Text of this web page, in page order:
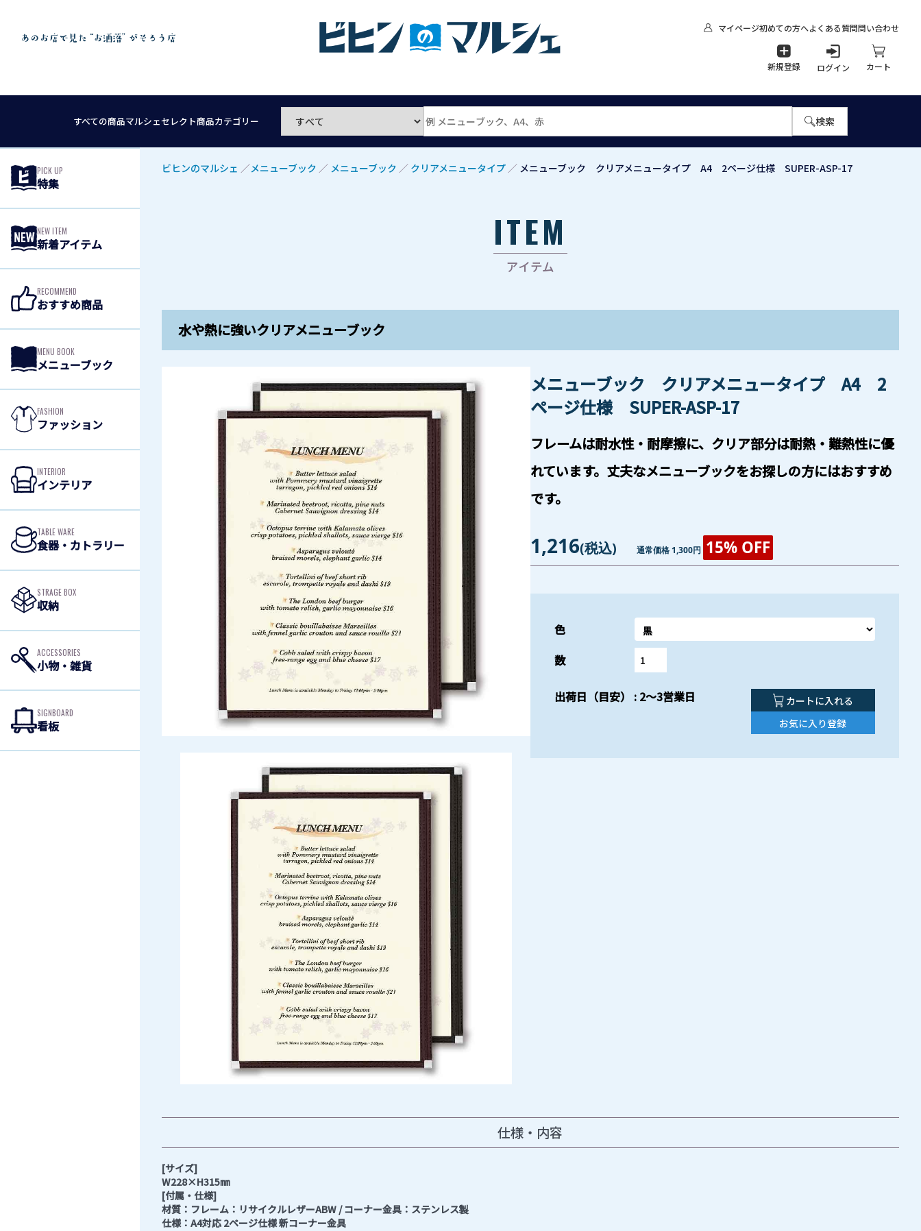
マイページ初めての方へ
新規登録
よくある質問
ログイン
問い合わせ
カート
すべての商品マルシェセレクト商品カテゴリー 検索
PICK UP
特集
NEW ITEM
新着アイテム
RECOMMEND
おすすめ商品
MENU BOOK
メニューブック
FASHION
ファッション
INTERIOR
インテリア
TABLE WARE
食器・カトラリー
STRAGE BOX
収納
ACCESSORIES
小物・雑貨
SIGNBOARD
看板
ビヒンのマルシェ ／メニューブック ／ メニューブック ／ クリアメニュータイプ ／ メニューブック クリアメニュータイプ A4 2ページ仕様 SUPER-ASP-17
ITEM
アイテム
水や熱に強いクリアメニューブック
メニューブック クリアメニュータイプ A4 2
ページ仕様 SUPER-ASP-17
フレームは耐水性・耐摩擦に、クリア部分は耐熱・難熱性に優
れています。丈夫なメニューブックをお探しの方にはおすすめ
です。
1,216(税込) 通常価格 1,300円 15% OFF
色
数
出荷日（目安） : 2～3営業日
カートに入れる
お気に入り登録
仕様・内容
[サイズ]
W228×H315㎜
[付属・仕様]
材質：フレーム：リサイクルレザーABW / コーナー金具：ステンレス製
仕様：A4対応 2ページ仕様 新コーナー金具